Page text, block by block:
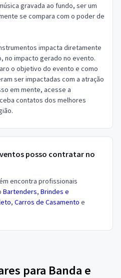
gravada ao fundo, ser um
se compara com o poder de
impacta diretamente
no impacto gerado no evento.
o objetivo do evento e como
ser impactadas com a atração
em mente, acesse a
contatos dos melhores
posso contratar no
encontra profissionais
Bartenders, Brindes e
, Carros de Casamento e
para Banda e